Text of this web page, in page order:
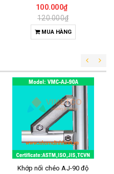
100.000₫
120.000₫
MUA HÀNG
Khớp nối chéo AJ-90 độ